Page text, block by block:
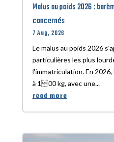
Malus au poids 2026 :
concernés
7 Aug, 2026
Le malus au poids 2026
particulières les plus
l'immatriculation. En
à 100 kg, avec une...
read more